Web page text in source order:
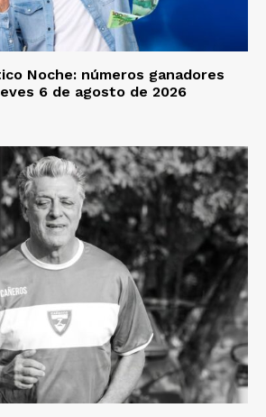
Noche: números ganadores
6 de agosto de 2026